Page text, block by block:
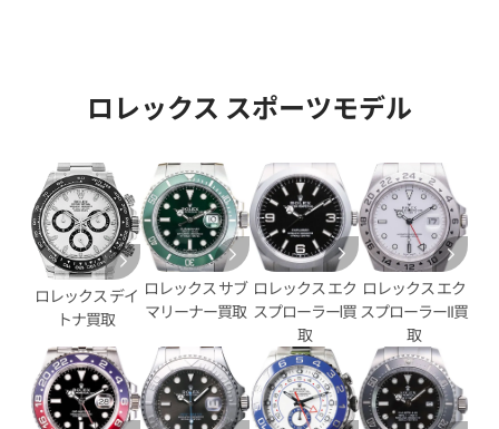
イトジャスト YG/SS ゴール
日時点の参考買取価格です
ロレックス デイトジャスト
参考買取価格
2,747,000円
※2025年8月27日時点の参考
ロレックス スポーツモデル
ロレックス デイ
トナ買取
ロレックス サブ
マリーナー買取
ロレックス エク
スプローラーⅠ買
取
ロレックス エク
スプローラーII買
取